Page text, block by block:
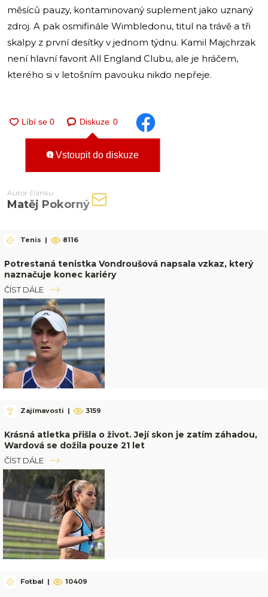
měsíců pauzy, kontaminovaný suplement jako uznaný
zdroj. A pak osmifinále Wimbledonu, titul na trávě a tři
skalpy z první desítky v jednom týdnu. Kamil Majchrzak
není hlavní favorit All England Clubu, ale je hráčem,
kterého si v letošním pavouku nikdo nepřeje.
Diskuze 0
Vstoupit do diskuze
Autor článku
Matěj Pokorný
Tenis | 8116
Potrestaná tenistka Vondroušová napsala vzkaz, který
naznačuje konec kariéry
ČÍST DÁLE
Zajímavosti | 3159
Krásná atletka přišla o život. Její skon je zatím záhadou,
Wardová se dožila pouze 21 let
ČÍST DÁLE
Fotbal | 10409